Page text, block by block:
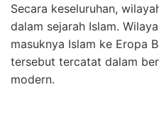
Secara keseluruhan,
dalam sejarah Islam.
masuknya Islam ke Eropa
tersebut tercatat dalam
modern.